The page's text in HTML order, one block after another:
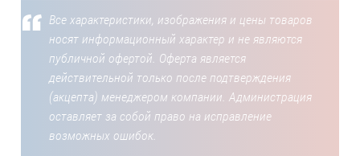
Все характеристики, изображения и цены товаров
носят информационный характер и не являются
публичной офертой. Оферта является
действительной только после подтверждения
(акцепта) менеджером компании. Администрация
оставляет за собой право на исправление
возможных ошибок.